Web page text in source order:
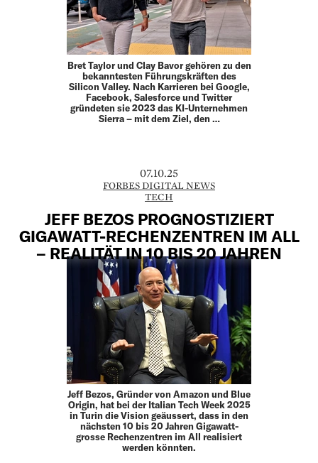
Bret Taylor und Clay Bavor gehören zu den
bekanntesten Führungskräften des
Silicon Valley. Nach Karrieren bei Google,
Facebook, Salesforce und Twitter
gründeten sie 2023 das KI-Unternehmen
Sierra – mit dem Ziel, den …
07.10.25
FORBES DIGITAL NEWS
TECH
JEFF BEZOS PROGNOSTIZIERT
GIGAWATT-RECHENZENTREN IM ALL
– REALITÄT IN 10 BIS 20 JAHREN
Jeff Bezos, Gründer von Amazon und Blue
Origin, hat bei der Italian Tech Week 2025
in Turin die Vision geäussert, dass in den
nächsten 10 bis 20 Jahren Gigawatt-
grosse Rechenzentren im All realisiert
werden könnten.